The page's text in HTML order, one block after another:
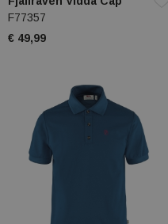
F77357
€ 49,99